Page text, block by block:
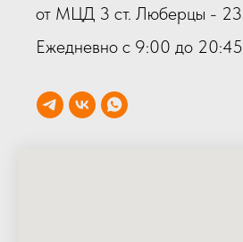
от МЦД 3 ст. Люберцы -
Ежедневно с 9:00 до 20:45